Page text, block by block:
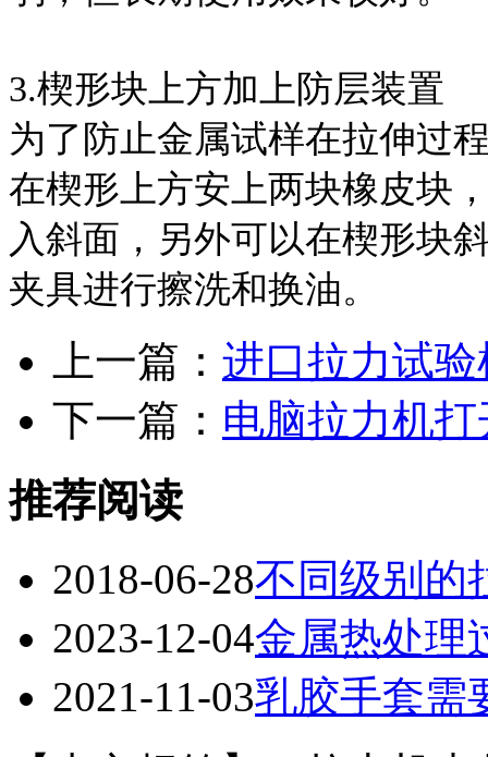
3.楔形块上方加上防层装置
为了防止金属试样在拉伸过
在楔形上方安上两块橡皮块
入斜面，另外可以在楔形块
夹具进行擦洗和换油。
上一篇： 进口拉力试
下一篇： 电脑拉力机
推荐阅读
2018-06-28不同级别的
2023-12-04金属热处理
2021-11-03乳胶手套需